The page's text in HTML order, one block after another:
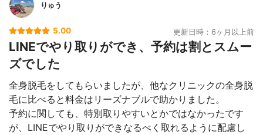
りゅう
5.00 更新日時：6ヶ月以上前
LINEでやり取りができ、予約は割とスムー
ズでした
全身脱毛をしてもらいましたが、他なクリニックの全身脱
毛に比べると料金はリーズナブルで助かりました。
予約に関しても、特別取りやすいとかではなかったです
が、LINEでやり取りができなるべく取れるように配慮し